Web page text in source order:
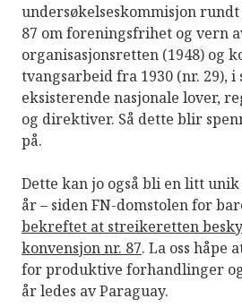
undersøkelseskommisjon
87 om foreningsfrihet og vern
organisasjonsretten (1948) og
tvangsarbeid fra 1930 (nr. 29), i
eksisterende nasjonale lover,
og direktiver. Så dette blir
på.
Dette kan jo også bli en litt
år – siden FN-domstolen for
bekreftet at streikeretten
konvensjon nr. 87. La oss håpe
for produktive forhandlinger
år ledes av Paraguay.